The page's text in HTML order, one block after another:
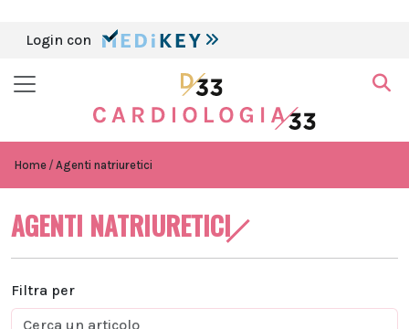
Login con
Home Agenti natriuretici
AGENTI NATRIURETICI
Filtra per